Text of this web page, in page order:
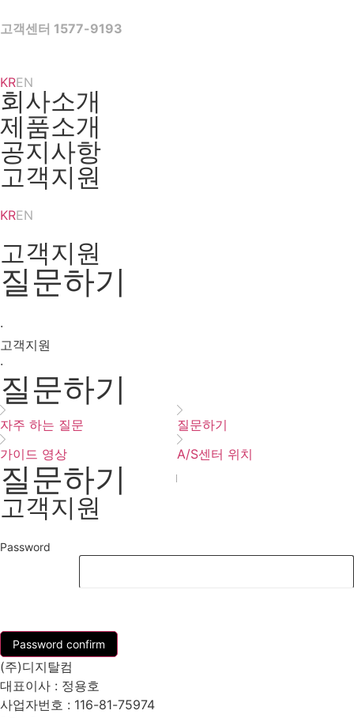
to
고객센터 1577-9193
KREN
회사소개
제품소개
공지사항
고객지원
KREN
고객지원
질문하기
·
고객지원
·
질문하기
자주 하는 질문
질문하기
가이드 영상
A/S센터 위치
질문하기
고객지원
Password
Password confirm
(주)디지탈컴
대표이사 : 정용호
사업자번호 : 116-81-75974